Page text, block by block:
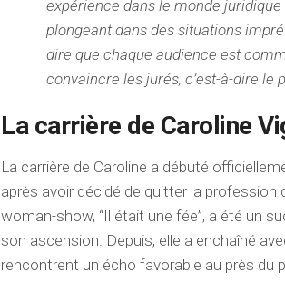
expérience dans le monde juridique
plongeant dans des situations
dire que chaque audience est
convaincre les jurés, c’est-à-dire le
La carrière de Caroline
La carrière de Caroline a débuté
après avoir décidé de quitter la profession
woman-show, “Il était une fée”, a été un
son ascension. Depuis, elle a enchaîné
rencontrent un écho favorable au près du